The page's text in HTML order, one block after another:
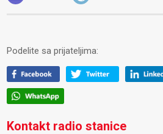
Podelite sa prijateljima:
Kontakt radio stanice